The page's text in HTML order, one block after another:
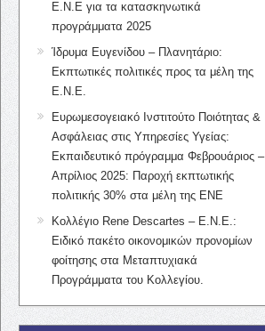
Ε.Ν.Ε για τα κατασκηνωτικά
προγράμματα 2025
Ίδρυμα Ευγενίδου – Πλανητάριο:
Εκπτωτικές πολιτικές προς τα μέλη της
Ε.Ν.Ε.
Ευρωμεσογειακό Ινστιτούτο Ποιότητας &
Ασφάλειας στις Υπηρεσίες Υγείας:
Εκπαιδευτικό πρόγραμμα Φεβρουάριος –
Απρίλιος 2025: Παροχή εκπτωτικής
πολιτικής 30% στα μέλη της ΕΝΕ
Κολλέγιο Rene Descartes – Ε.Ν.Ε.:
Ειδικό πακέτο οικονομικών προνομίων
φοίτησης στα Μεταπτυχιακά
Προγράμματα του Κολλεγίου.